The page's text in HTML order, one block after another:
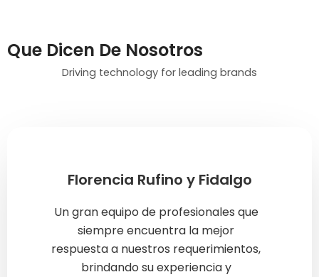
Que Dicen De Nosotros
Driving technology for leading brands
Florencia Rufino y Fidalgo
Un gran equipo de profesionales que
siempre encuentra la mejor
respuesta a nuestros requerimientos,
brindando su experiencia y